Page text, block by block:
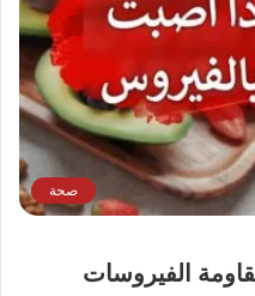
صحة
الفيروسات